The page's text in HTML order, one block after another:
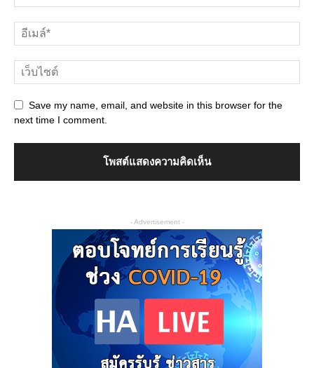
Save my name, email, and website in this browser for the
next time I comment.
- Advertisement -